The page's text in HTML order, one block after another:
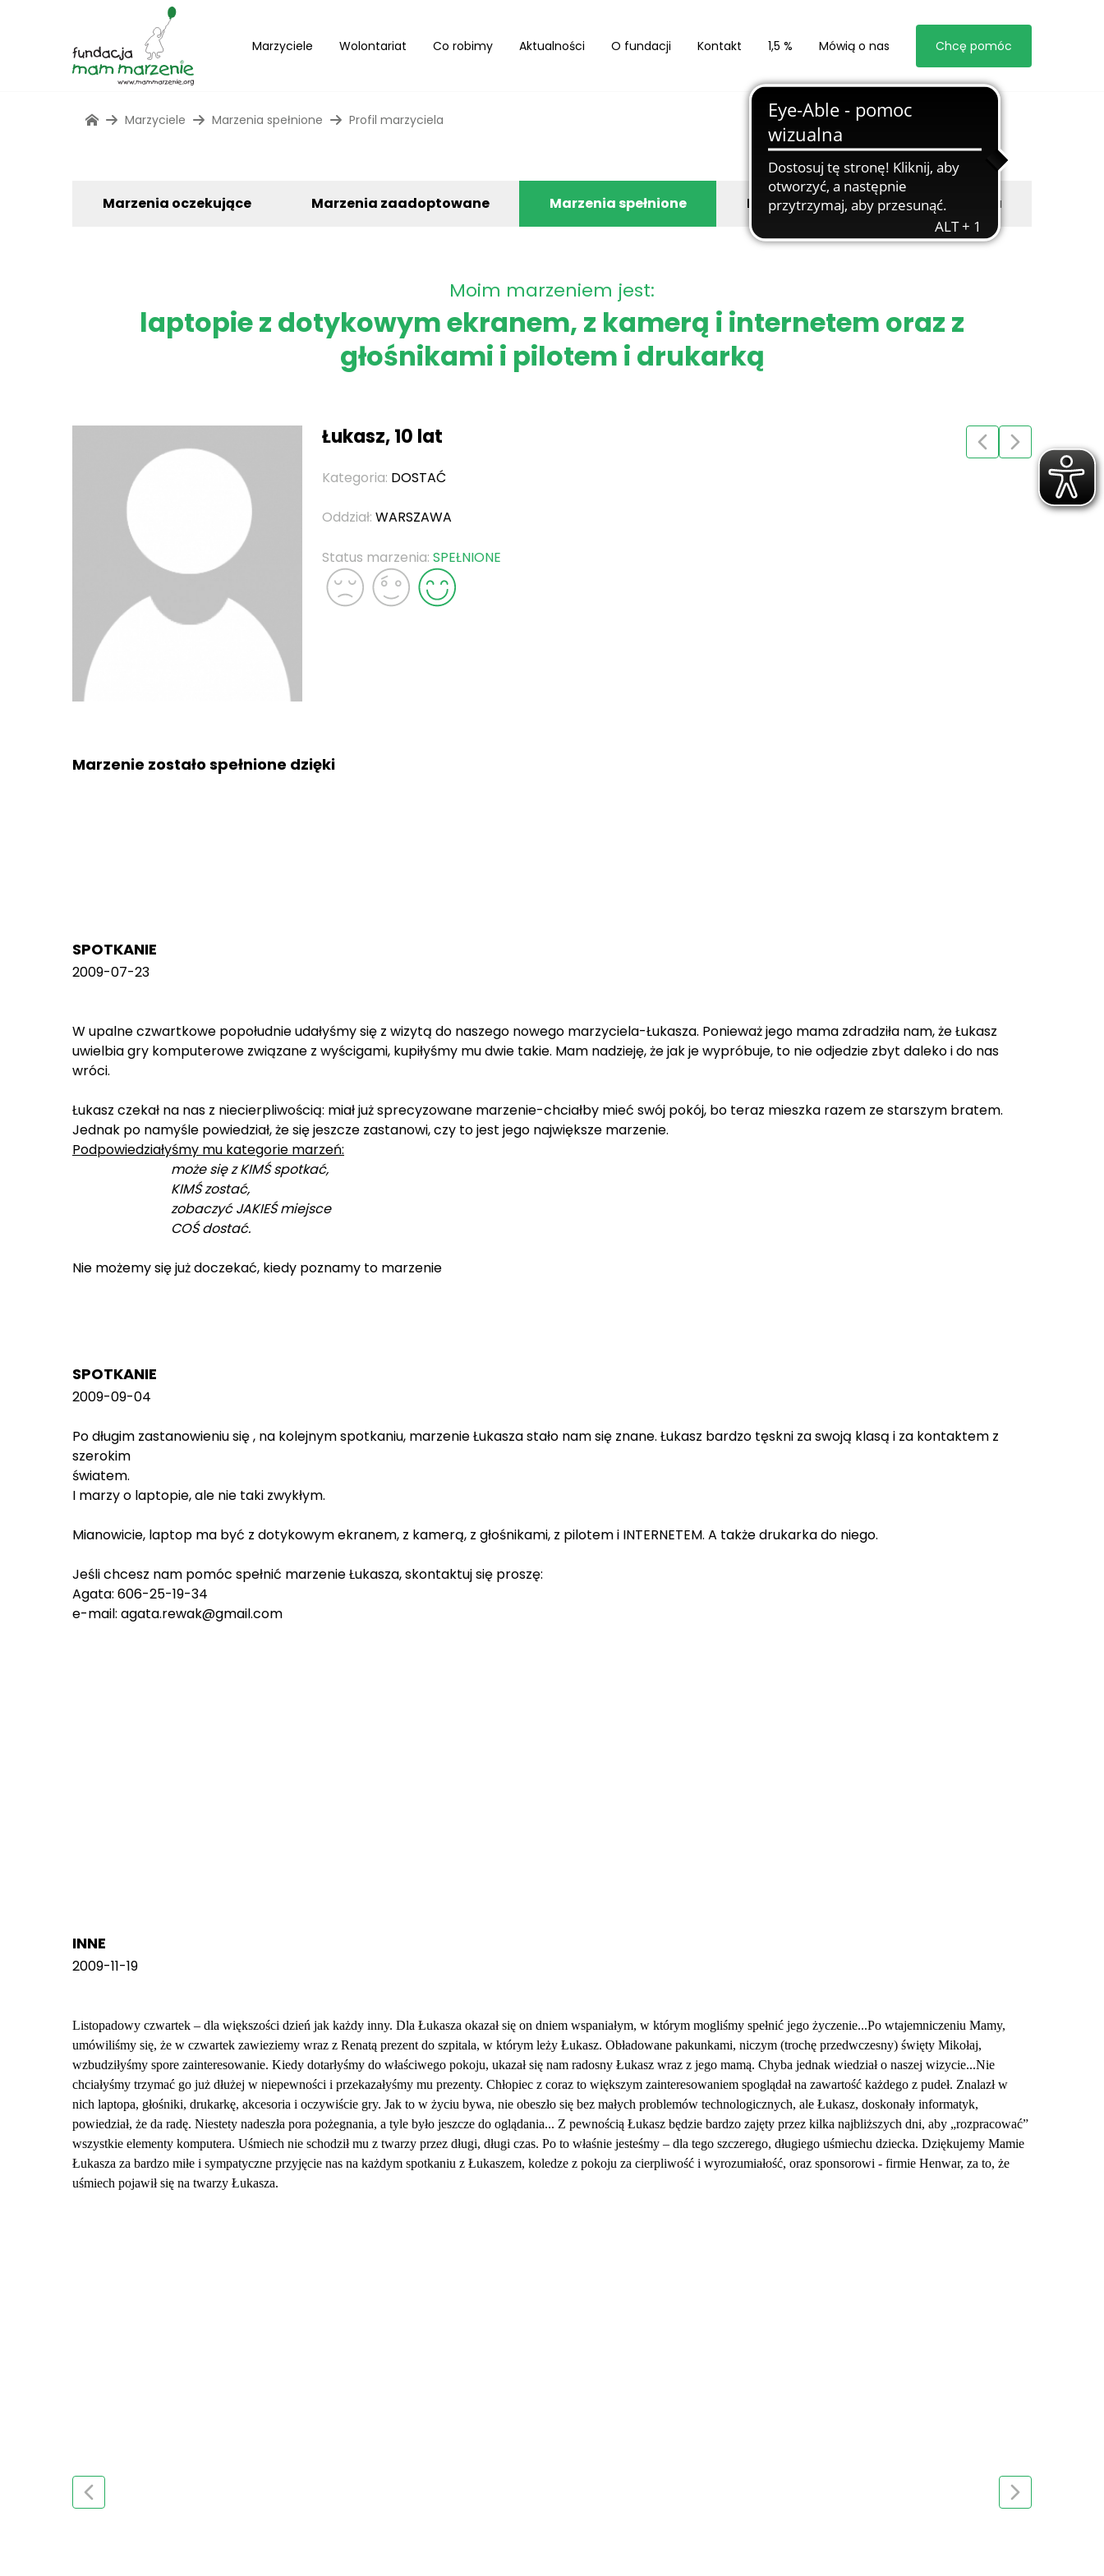
Marzyciele Wolontariat Co robimy Aktualności O fundacji Kontakt 1,5 % Mówią o nas Chcę pomóc
Marzyciele Marzenia spełnione Profil marzyciela
Marzenia oczekujące Marzenia zaadoptowane Marzenia spełnione Byli z nami Zgłoś marzyciela
Moim marzeniem jest:
laptopie z dotykowym ekranem, z kamerą i internetem oraz z
głośnikami i pilotem i drukarką
Łukasz, 10 lat
Kategoria: DOSTAĆ
Oddział: WARSZAWA
Status marzenia: SPEŁNIONE
Marzenie zostało spełnione dzięki
SPOTKANIE
2009-07-23
W upalne czwartkowe popołudnie udałyśmy się z wizytą do naszego nowego marzyciela-Łukasza. Ponieważ jego mama zdradziła nam, że Łukasz
uwielbia gry komputerowe związane z wyścigami, kupiłyśmy mu dwie takie. Mam nadzieję, że jak je wypróbuje, to nie odjedzie zbyt daleko i do nas
wróci.
Łukasz czekał na nas z niecierpliwością: miał już sprecyzowane marzenie-chciałby mieć swój pokój, bo teraz mieszka razem ze starszym bratem.
Jednak po namyśle powiedział, że się jeszcze zastanowi, czy to jest jego największe marzenie.
Podpowiedziałyśmy mu kategorie marzeń:
może się z KIMŚ spotkać,
KIMŚ zostać,
zobaczyć JAKIEŚ miejsce
COŚ dostać.
Nie możemy się już doczekać, kiedy poznamy to marzenie
SPOTKANIE
2009-09-04
Po długim zastanowieniu się , na kolejnym spotkaniu, marzenie Łukasza stało nam się znane. Łukasz bardzo tęskni za swoją klasą i za kontaktem z
szerokim
światem.
I marzy o laptopie, ale nie taki zwykłym.
Mianowicie, laptop ma być z dotykowym ekranem, z kamerą, z głośnikami, z pilotem i INTERNETEM. A także drukarka do niego.
Jeśli chcesz nam pomóc spełnić marzenie Łukasza, skontaktuj się proszę:
Agata: 606-25-19-34
e-mail: agata.rewak@gmail.com
INNE
2009-11-19
Listopadowy czwartek – dla większości dzień jak każdy inny. Dla Łukasza okazał się on dniem wspaniałym, w którym mogliśmy spełnić jego życzenie...Po wtajemniczeniu Mamy,
umówiliśmy się, że w czwartek zawieziemy wraz z Renatą prezent do szpitala, w którym leży Łukasz. Obładowane pakunkami, niczym (trochę przedwczesny) święty Mikołaj,
wzbudziłyśmy spore zainteresowanie. Kiedy dotarłyśmy do właściwego pokoju, ukazał się nam radosny Łukasz wraz z jego mamą. Chyba jednak wiedział o naszej wizycie...Nie
chciałyśmy trzymać go już dłużej w niepewności i przekazałyśmy mu prezenty. Chłopiec z coraz to większym zainteresowaniem spoglądał na zawartość każdego z pudeł. Znalazł w
nich laptopa, głośniki, drukarkę, akcesoria i oczywiście gry. Jak to w życiu bywa, nie obeszło się bez małych problemów technologicznych, ale Łukasz, doskonały informatyk,
powiedział, że da radę. Niestety nadeszła pora pożegnania, a tyle było jeszcze do oglądania... Z pewnością Łukasz będzie bardzo zajęty przez kilka najbliższych dni, aby „rozpracować”
wszystkie elementy komputera. Uśmiech nie schodził mu z twarzy przez długi, długi czas. Po to właśnie jesteśmy – dla tego szczerego, długiego uśmiechu dziecka. Dziękujemy Mamie
Łukasza za bardzo miłe i sympatyczne przyjęcie nas na każdym spotkaniu z Łukaszem, koledze z pokoju za cierpliwość i wyrozumiałość, oraz sponsorowi - firmie Henwar, za to, że
uśmiech pojawił się na twarzy Łukasza.